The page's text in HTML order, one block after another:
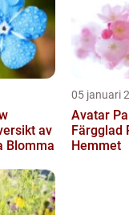
av
Blomma
05 januari
Avatar
Färgglad
Hemmet